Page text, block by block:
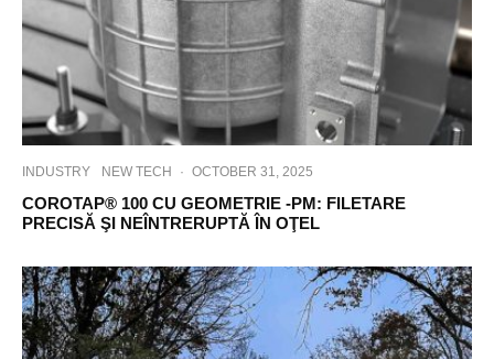
INDUSTRY NEW TECH · OCTOBER 31, 2025
COROTAP® 100 CU GEOMETRIE -PM: FILETARE
PRECISĂ ŞI NEÎNTRERUPTĂ ÎN OŢEL